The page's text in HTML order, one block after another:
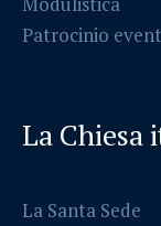
Patrocinio
La Chiesa
La Santa Sede